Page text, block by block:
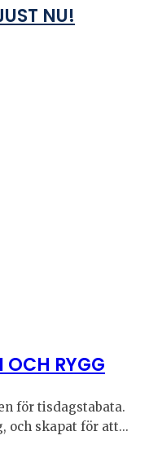
NU!
RYGG
för tisdagstabata.
och skapat för att...